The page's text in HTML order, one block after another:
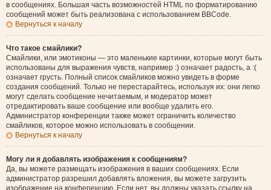
в сообщениях. Большая часть возможностей HTML по форматированию
сообщений может быть реализована с использованием BBCode.
Вернуться к началу
Что такое смайлики?
Смайлики, или эмотиконы — это маленькие картинки, которые могут быть
использованы для выражения чувств, например :) означает радость, а :(
означает грусть. Полный список смайликов можно увидеть в форме
создания сообщений. Только не перестарайтесь, используя их: они легко
могут сделать сообщение нечитаемым, и модератор может
отредактировать ваше сообщение или вообще удалить его.
Администратор конференции также может ограничить количество
смайликов, которое можно использовать в сообщении.
Вернуться к началу
Могу ли я добавлять изображения к сообщениям?
Да, вы можете размещать изображения в ваших сообщениях. Если
администратор разрешил добавлять вложения, вы можете загрузить
изображение на конференцию. Если нет, вы должны указать ссылку на